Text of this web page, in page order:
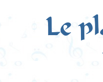
Le